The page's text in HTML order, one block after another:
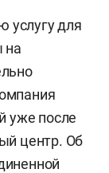
услугу для
на
уже после
центр. Об